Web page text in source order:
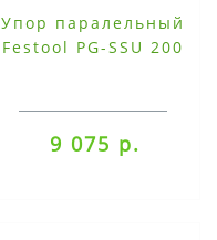
Упор паралельный
Festool PG-SSU 200
9 075 р.